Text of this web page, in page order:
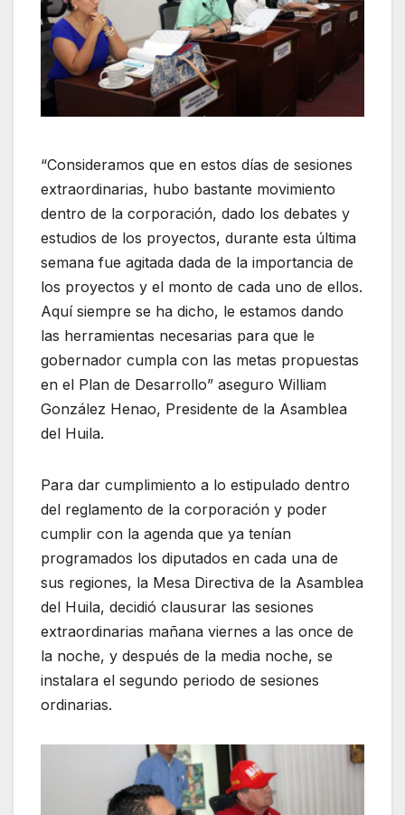
“Consideramos que en estos días de sesiones
extraordinarias, hubo bastante movimiento
dentro de la corporación, dado los debates y
estudios de los proyectos, durante esta última
semana fue agitada dada de la importancia de
los proyectos y el monto de cada uno de ellos.
Aquí siempre se ha dicho, le estamos dando
las herramientas necesarias para que le
gobernador cumpla con las metas propuestas
en el Plan de Desarrollo” aseguro William
González Henao, Presidente de la Asamblea
del Huila.
Para dar cumplimiento a lo estipulado dentro
del reglamento de la corporación y poder
cumplir con la agenda que ya tenían
programados los diputados en cada una de
sus regiones, la Mesa Directiva de la Asamblea
del Huila, decidió clausurar las sesiones
extraordinarias mañana viernes a las once de
la noche, y después de la media noche, se
instalara el segundo periodo de sesiones
ordinarias.